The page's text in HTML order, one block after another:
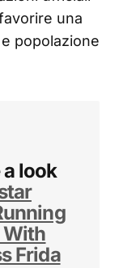
una
popolazione
look
With
Frida